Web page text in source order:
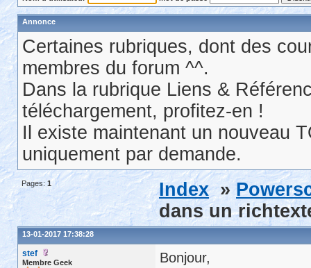
Annonce
Certaines rubriques, dont des
membres du forum ^^.
Dans la rubrique Liens &
téléchargement, profitez-en !
Il existe maintenant un nouveau
uniquement par demande.
Pages: 1 Index »
dans un
13-01-2017 17:38:28
stef
Membre Geek
Bonjour,